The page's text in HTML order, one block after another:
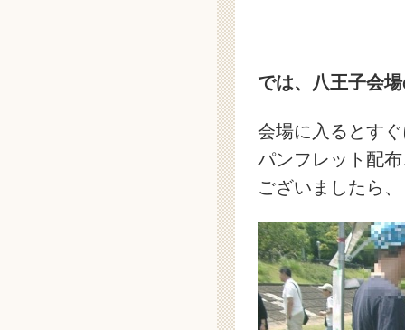
では、八王子会
会場に入るとす
パンフレット配
ございましたら